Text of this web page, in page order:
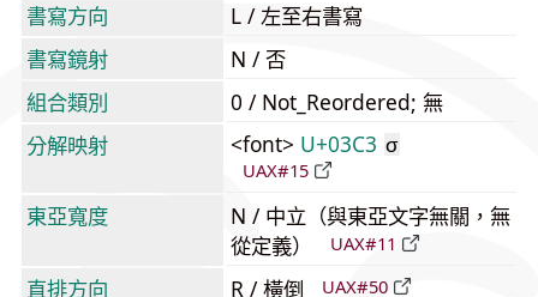
書寫方向
L / 左至右書寫
書寫鏡射
N / 否
組合類別
0 / Not_Reordered; 無
分解映射
<font> U+03C3 σ
UAX#15
東亞寬度
N / 中立（與東亞文字無關，無
從定義）
UAX#11
直排方向 R / 橫倒 UAX#50